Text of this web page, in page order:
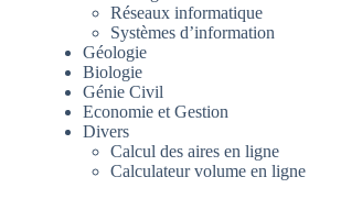
Réseaux informatique
Systèmes d’information
Géologie
Biologie
Génie Civil
Economie et Gestion
Divers
Calcul des aires en ligne
Calculateur volume en ligne